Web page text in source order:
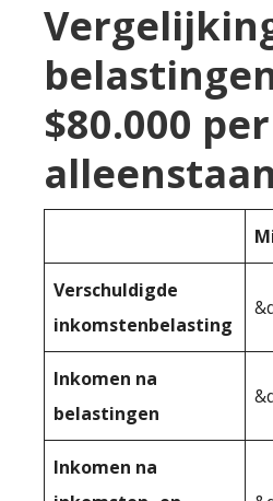
$80.000
Verschuldigde
inkomstenbelasting
Inkomen na
belastingen
Inkomen na